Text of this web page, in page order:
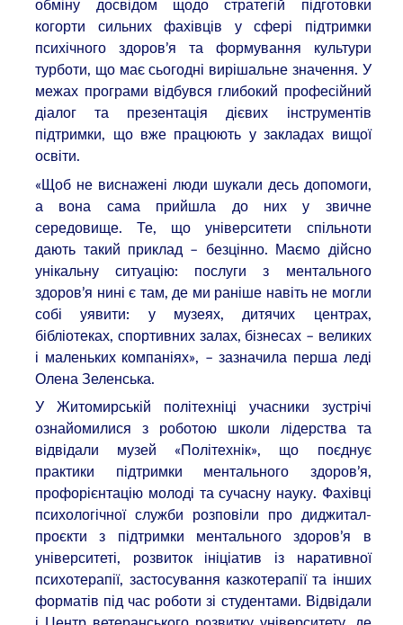
обміну досвідом щодо стратегій підготовки
когорти сильних фахівців у сфері підтримки
психічного здоров’я та формування культури
турботи, що має сьогодні вирішальне значення. У
межах програми відбувся глибокий професійний
діалог та презентація дієвих інструментів
підтримки, що вже працюють у закладах вищої
освіти.
«Щоб не виснажені люди шукали десь допомоги,
а вона сама прийшла до них у звичне
середовище. Те, що університети спільноти
дають такий приклад – безцінно. Маємо дійсно
унікальну ситуацію: послуги з ментального
здоров’я нині є там, де ми раніше навіть не могли
собі уявити: у музеях, дитячих центрах,
бібліотеках, спортивних залах, бізнесах – великих
і маленьких компаніях», – зазначила перша леді
Олена Зеленська.
У Житомирській політехніці учасники зустрічі
ознайомилися з роботою школи лідерства та
відвідали музей «Політехнік», що поєднує
практики підтримки ментального здоров’я,
профорієнтацію молоді та сучасну науку. Фахівці
психологічної служби розповіли про диджитал-
проєкти з підтримки ментального здоров’я в
університеті, розвиток ініціатив із наративної
психотерапії, застосування казкотерапії та інших
форматів під час роботи зі студентами. Відвідали